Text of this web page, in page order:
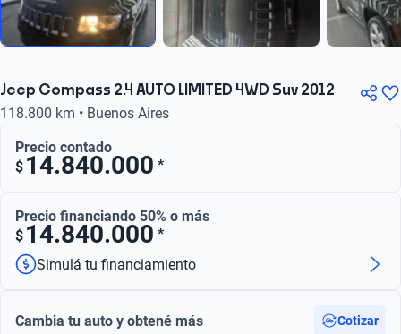
Jeep Compass 2.4 AUTO LIMITED 4WD Suv 2012
118.800 km • Buenos Aires
Precio contado
$ 14.840.000 *
Precio financiando 50% o más
$ 14.840.000 *
Simulá tu financiamiento
Cambia tu auto y obtené más
Cotizar